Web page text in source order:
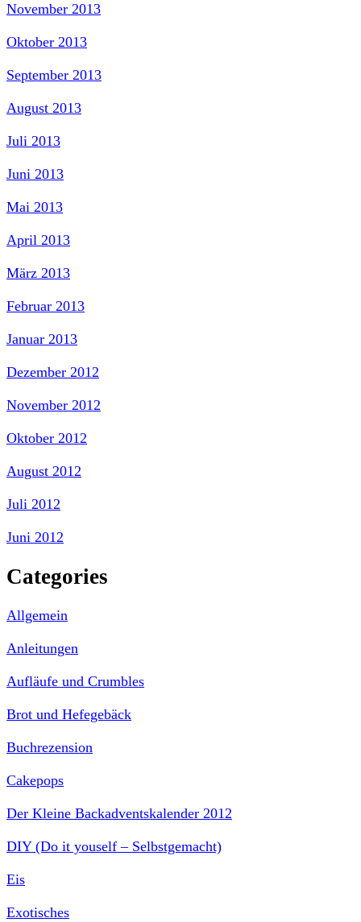
November 2013
Oktober 2013
September 2013
August 2013
Juli 2013
Juni 2013
Mai 2013
April 2013
März 2013
Februar 2013
Januar 2013
Dezember 2012
November 2012
Oktober 2012
August 2012
Juli 2012
Juni 2012
Categories
Allgemein
Anleitungen
Aufläufe und Crumbles
Brot und Hefegebäck
Buchrezension
Cakepops
Der Kleine Backadventskalender 2012
DIY (Do it youself – Selbstgemacht)
Eis
Exotisches